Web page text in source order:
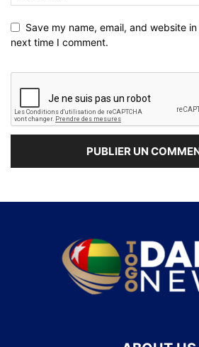
Save my name, email, and website
next time I comment.